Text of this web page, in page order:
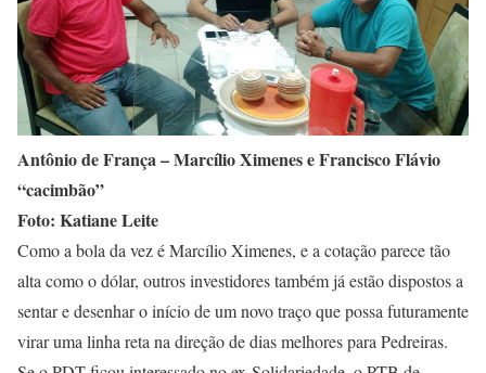
Antônio de França – Marcílio Ximenes e Francisco Flávio
“cacimbão”
Foto: Katiane Leite
Como a bola da vez é Marcílio Ximenes, e a cotação parece tão
alta como o dólar, outros investidores também já estão dispostos a
sentar e desenhar o início de um novo traço que possa futuramente
virar uma linha reta na direção de dias melhores para Pedreiras.